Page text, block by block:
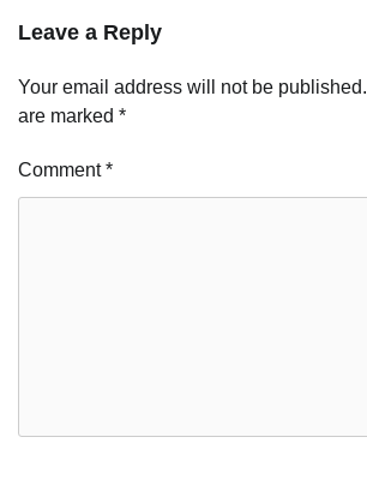
Leave a Reply
Your email address will not be published.
are marked *
Comment*